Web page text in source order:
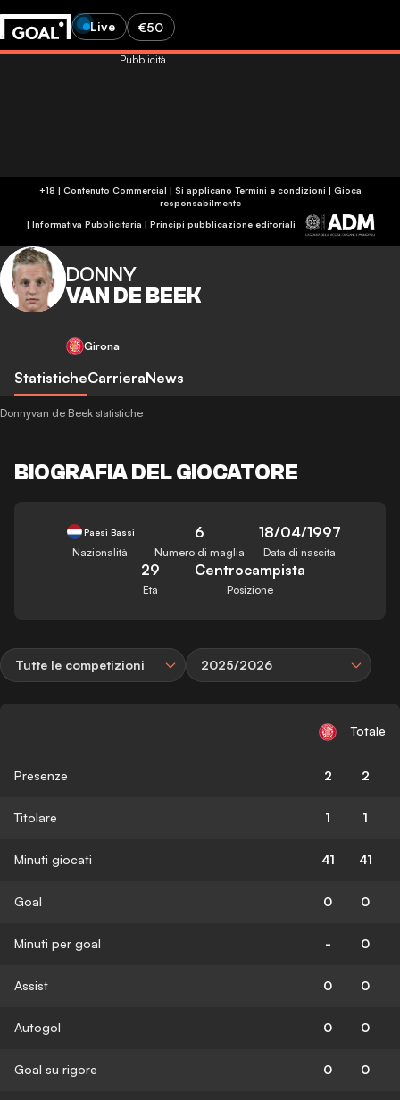
Live €50
+18 | Contenuto Commercial | Si applicano Termini e condizioni | Gioca
responsabilmente
| Informativa Pubblicitaria | Principi pubblicazione editoriali
Pubblicità
DONNY
VAN DE BEEK
Girona
StatisticheCarrieraNews
Donnyvan de Beek statistiche
BIOGRAFIA DEL GIOCATORE
Paesi Bassi
Nazionalità
6
Numero di maglia
18/04/1997
Data di nascita
29
Età
Centrocampista
Posizione
Tutte le competizioni 2025/2026
Totale
Presenze 2 2
Titolare 1 1
Minuti giocati 41 41
Goal 0 0
Minuti per goal - 0
Assist 0 0
Autogol 0 0
Goal su rigore 0 0